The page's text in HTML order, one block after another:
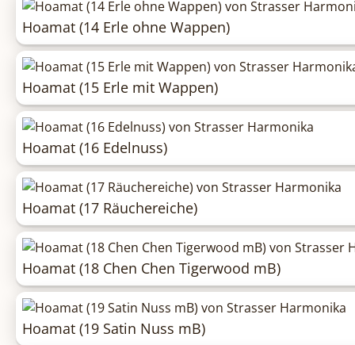
Hoamat (14 Erle ohne Wappen)
Hoamat (15 Erle mit Wappen)
Hoamat (16 Edelnuss)
Hoamat (17 Räuchereiche)
Hoamat (18 Chen Chen Tigerwood mB)
Hoamat (19 Satin Nuss mB)